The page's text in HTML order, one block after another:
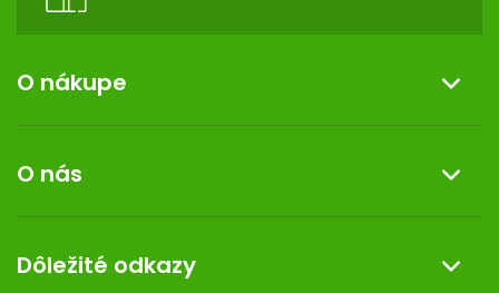
O nákupe
Reklamácia a vrátenie tovaru
Doprava a platba
Darček k nákupu
O nás
Kontakt
Dôležité odkazy